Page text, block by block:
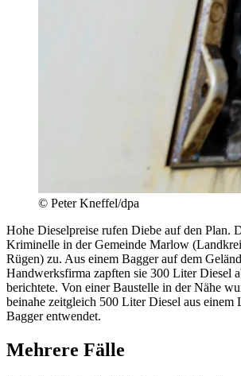
© Peter Kneffel/dpa
Hohe Dieselpreise rufen Diebe auf den Plan.
Kriminelle in der Gemeinde Marlow
Rügen) zu. Aus einem Bagger auf dem
Handwerksfirma zapften sie 300 Liter Diesel
berichtete. Von einer Baustelle in der Nähe
beinahe zeitgleich 500 Liter Diesel aus einem
Bagger entwendet.
Mehrere Fälle